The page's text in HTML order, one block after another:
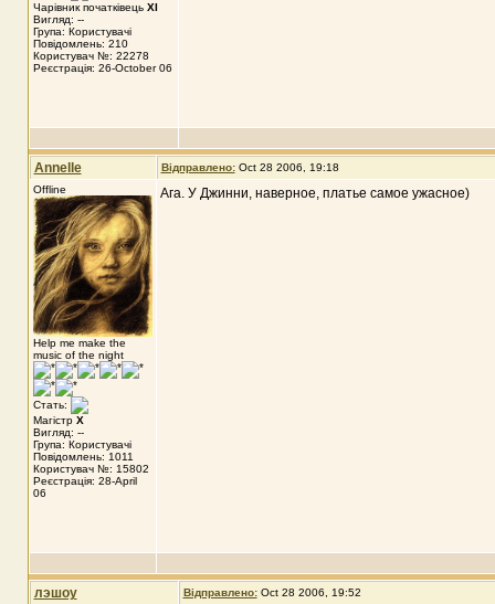
Чарівник початківець XI
Вигляд: --
Група: Користувачі
Повідомлень: 210
Користувач №: 22278
Реєстрація: 26-October 06
Annelle Відправлено: Oct 28 2006, 19:18
Offline
Help me make the
music of the night
Стать:
Магістр X
Вигляд: --
Група: Користувачі
Повідомлень: 1011
Користувач №: 15802
Реєстрація: 28-April
06
Ага. У Джинни, наверное, платье самое ужасное)
лэшоу Відправлено: Oct 28 2006, 19:52